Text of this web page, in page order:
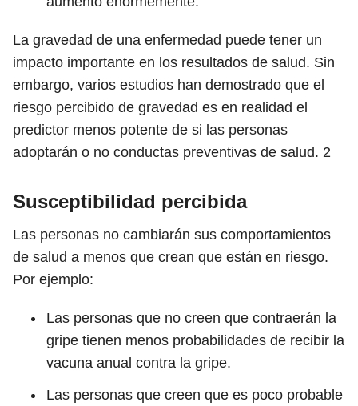
La gravedad de una enfermedad puede tener un
impacto importante en los resultados de salud. Sin
embargo, varios estudios han demostrado que el
riesgo percibido de gravedad es en realidad el
predictor menos potente de si las personas
adoptarán o no conductas preventivas de salud. 2
Susceptibilidad percibida
Las personas no cambiarán sus comportamientos
de salud a menos que crean que están en riesgo.
Por ejemplo:
Las personas que no creen que contraerán la
gripe tienen menos probabilidades de recibir la
vacuna anual contra la gripe.
Las personas que creen que es poco probable